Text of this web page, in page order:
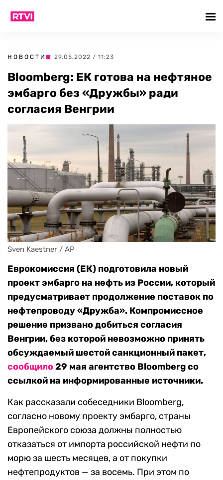
НОВОСТИ | 29.05.2022 / 11:23
Bloomberg: ЕК готова на нефтяное
эмбарго без «Дружбы» ради
согласия Венгрии
Sven Kaestner / AP
Еврокомиссия (ЕК) подготовила новый
проект эмбарго на нефть из России, который
предусматривает продолжение поставок по
нефтепроводу «Дружба». Компромиссное
решение призвано добиться согласия
Венгрии, без которой невозможно принять
обсуждаемый шестой санкционный пакет,
сообщило29 мая агентство Bloombergсо
ссылкой на информированные источники.
Как рассказали собеседники Bloomberg,
согласно новому проекту эмбарго, страны
Европейского союза должны полностью
отказаться от импорта российской нефти по
морю за шесть месяцев, а от покупки
нефтепродуктов — за восемь. При этом по